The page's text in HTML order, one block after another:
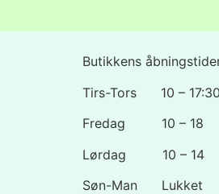
Butikkens
Tirs-Tors 10 – 17:30
Fredag 10 – 18
Lørdag 10 – 14
Søn-Man Lukket